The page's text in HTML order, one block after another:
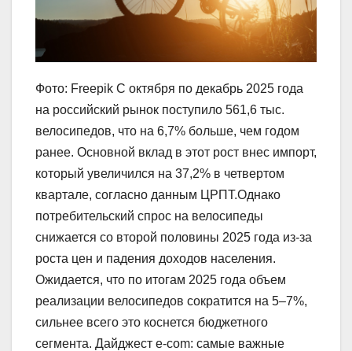
Фото: Freepik С октября по декабрь 2025 года
на российский рынок поступило 561,6 тыс.
велосипедов, что на 6,7% больше, чем годом
ранее. Основной вклад в этот рост внес импорт,
который увеличился на 37,2% в четвертом
квартале, согласно данным ЦРПТ.Однако
потребительский спрос на велосипеды
снижается со второй половины 2025 года из-за
роста цен и падения доходов населения.
Ожидается, что по итогам 2025 года объем
реализации велосипедов сократится на 5–7%,
сильнее всего это коснется бюджетного
сегмента. Дайджест е-com: самые важные